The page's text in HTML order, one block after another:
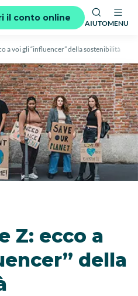
il conto online
AIUTOMENU
a voi gli “influencer” della sostenibilità
Z: ecco a
della